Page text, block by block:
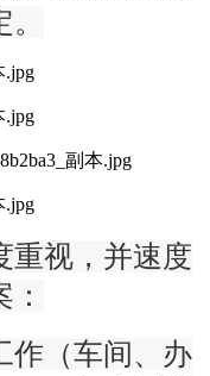
重视，并速度
作（车间、办